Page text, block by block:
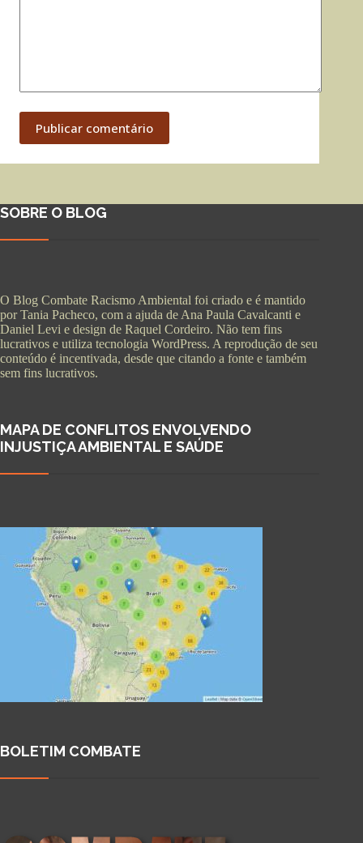
Publicar comentário
SOBRE O BLOG
O Blog Combate Racismo Ambiental foi criado e é mantido
por Tania Pacheco, com a ajuda de Ana Paula Cavalcanti e
Daniel Levi e design de Raquel Cordeiro. Não tem fins
lucrativos e utiliza tecnologia WordPress. A reprodução de seu
conteúdo é incentivada, desde que citando a fonte e também
sem fins lucrativos.
MAPA DE CONFLITOS ENVOLVENDO
INJUSTIÇA AMBIENTAL E SAÚDE
BOLETIM COMBATE